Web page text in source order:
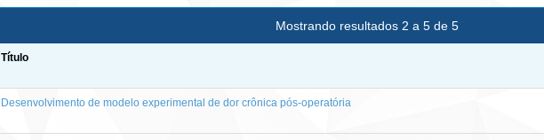
Mostrando resultados 2 a 5 de 5
Título
Desenvolvimento de modelo experimental de dor crônica pós-operatória